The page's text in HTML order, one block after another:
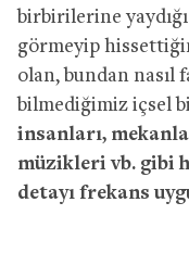
birbirilerine
görmeyip
olan, bundan nasıl
bilmediğimiz içsel
insanları,
müzikleri vb. gibi
detayı frekans